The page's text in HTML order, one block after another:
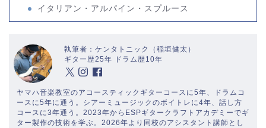
イタリアン・アルパイン・スプルース
執筆者：ケンタトニック（稲垣健太）
ギター歴25年 ドラム歴10年
ヤマハ音楽教室のアコースティックギターコースに5年、ドラムコ
ースに5年に通う。シアーミュージックのボイトレに4年、話し方
コースに3年通う。2023年からESPギタークラフトアカデミーでギ
ター製作の技術を学ぶ。2026年より同校のアシスタント講師とし